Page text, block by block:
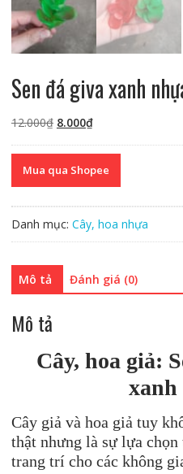
Sen đá giva xanh
12.000₫ Giá
là:
12.000₫.
8.000₫Giá
tại
là:
Mua qua Shopee
Danh mục: Cây, hoa nhựa
Mô tả Đánh giá (0)
Mô tả
Cây, hoa giả:
Cây giả và hoa giả tuy
thật nhưng là sự lựa
trang trí cho các không